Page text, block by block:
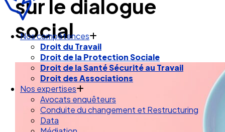
Nos compétences
Droit du Travail
Droit de la Protection Sociale
Droit de la Santé Sécurité au Travail
Droit des Associations
Nos expertises
Avocats enquêteurs
Conduite du changement et Restructuring
sur le dialogue
social